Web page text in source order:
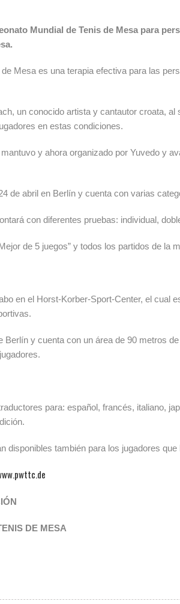
Mundial de Tenis de Mesa para
Mesa es una terapia efectiva para las
un conocido artista y cantautor croata,
en estas condiciones.
y ahora organizado por Yuvedo y
de abril en Berlín y cuenta con varias
con diferentes pruebas: individual,
de 5 juegos” y todos los partidos de
en el Horst-Korber-Sport-Center, el
Berlín y cuenta con un área de 90 metros
para: español, francés, italiano,
disponibles también para los jugadores que
DE MESA